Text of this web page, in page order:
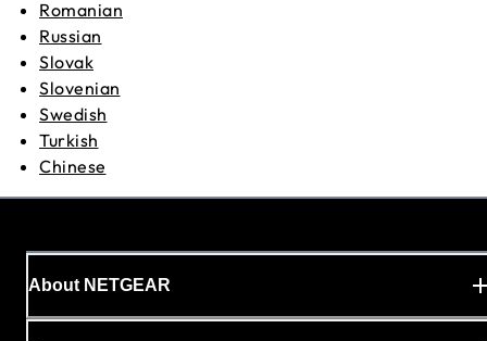
Romanian
Russian
Slovak
Slovenian
Swedish
Turkish
Chinese
About NETGEAR